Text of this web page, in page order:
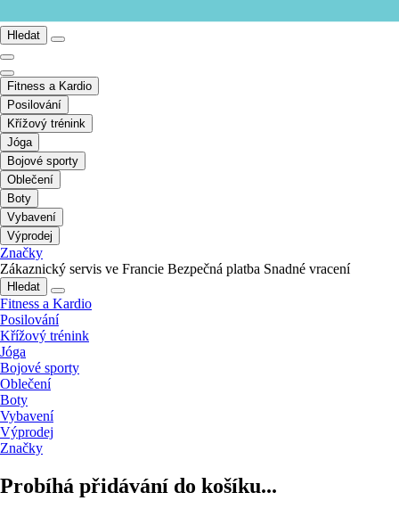
Hledat
Fitness a Kardio
Posilování
Křížový trénink
Jóga
Bojové sporty
Oblečení
Boty
Vybavení
Výprodej
Značky
Zákaznický servis ve Francie Bezpečná platba Snadné vracení
Hledat
Fitness a Kardio
Posilování
Křížový trénink
Jóga
Bojové sporty
Oblečení
Boty
Vybavení
Výprodej
Značky
Probíhá přidávání do košíku...